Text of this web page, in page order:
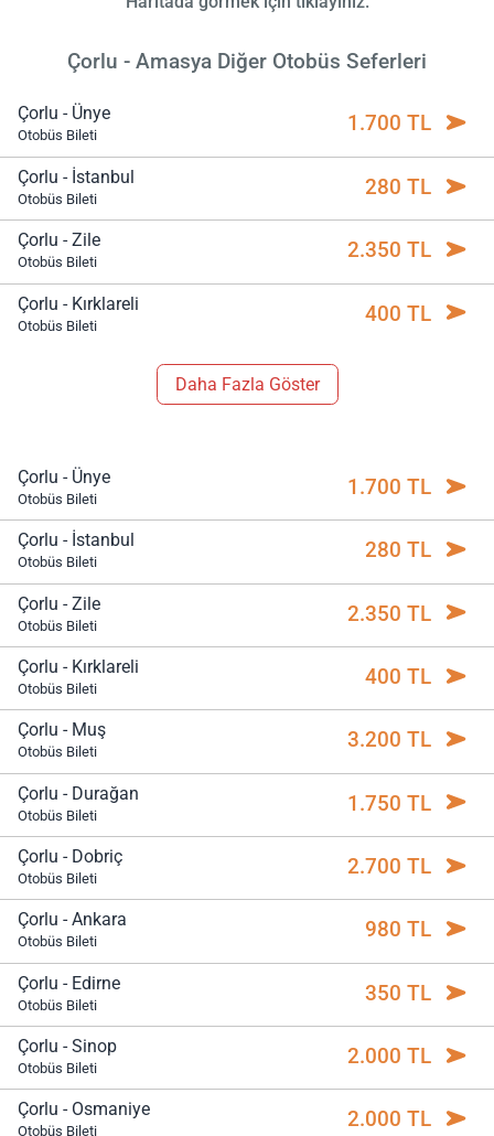
Çorlu - Amasya Diğer Otobüs Seferleri
Çorlu - Ünye
Otobüs Bileti 1.700 TL
Çorlu - İstanbul
Otobüs Bileti 280 TL
Çorlu - Zile
Otobüs Bileti 2.350 TL
Çorlu - Kırklareli
Otobüs Bileti 400 TL
Daha Fazla Göster
Çorlu - Ünye
Otobüs Bileti 1.700 TL
Çorlu - İstanbul
Otobüs Bileti 280 TL
Çorlu - Zile
Otobüs Bileti 2.350 TL
Çorlu - Kırklareli
Otobüs Bileti 400 TL
Çorlu - Muş
Otobüs Bileti 3.200 TL
Çorlu - Durağan
Otobüs Bileti 1.750 TL
Çorlu - Dobriç
Otobüs Bileti 2.700 TL
Çorlu - Ankara
Otobüs Bileti 980 TL
Çorlu - Edirne
Otobüs Bileti 350 TL
Çorlu - Sinop
Otobüs Bileti 2.000 TL
Çorlu - Osmaniye
Otobüs Bileti 2.000 TL